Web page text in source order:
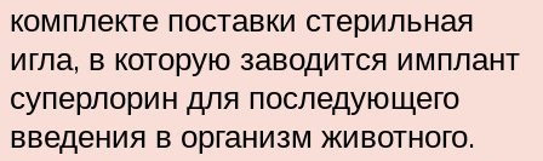
комплекте поставки стерильная
игла, в которую заводится имплант
суперлорин для последующего
введения в организм животного.